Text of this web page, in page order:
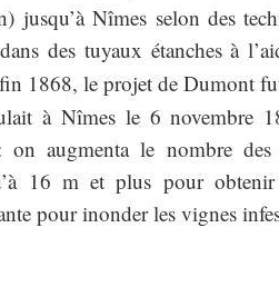
jusqu’à Nîmes selon des
des tuyaux étanches à
1868, le projet de Dumont
à Nîmes le 6 novembre
augmenta le nombre
16 m et plus pour
pour inonder les vignes